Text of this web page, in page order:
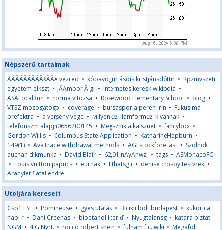
Népszerű tartalmak
ĂÂÄÂÄÂÄÂÄšÄÄÂ vezred • kópavogur ásdís kristjánsdóttir • Kpzmvszeti
egyetem elkszt • JĂĄmbor Ă gi • Internetes keresk wikipdia •
ASALocalRun • norma vltozsa • Rosewood Elementary School • blog •
VTSZ mosogatogp • coverage • bursaspor alperen irin • Fukusima
prefektra • a verseny vege • Milyen ďż˝llamformďż˝k vannak •
telefonszm alapjn0656200145 • Megsznik a kalsznet •fancybox •
Gordon Willis • Columbus State Application • KatharineHepburn •
149(1) • AvaTrade withdrawal methods • AGLstockforecast • Szolnok
auchan dikmunka • David Blair • 62,01,nAyAhwzj • tags • ASMonacoFC
• Louis vuitton papucs • eurnak • tlthatsg i • denise crosby testvrek •
Aranylet fiatal endre
Utoljára keresett
Csp1 LSE • Pommeuse • gyes utalás • Bicikli bolt budapest • kukorica
napi r • Dani Crdenas • bioetanol liter ď• Nyugtalansg • katara biztat
NGM • 4iG Nyrt. • rocco robert shein •fulham f.c. wiki • Megafol